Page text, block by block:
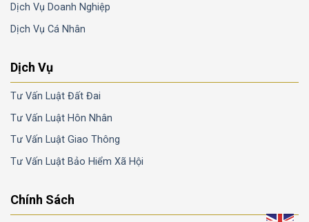
Dịch Vụ Doanh Nghiệp
Dịch Vụ Cá Nhân
Dịch Vụ
Tư Vấn Luật Đất Đai
Tư Vấn Luật Hôn Nhân
Tư Vấn Luật Giao Thông
Tư Vấn Luật Bảo Hiểm Xã Hội
Chính Sách